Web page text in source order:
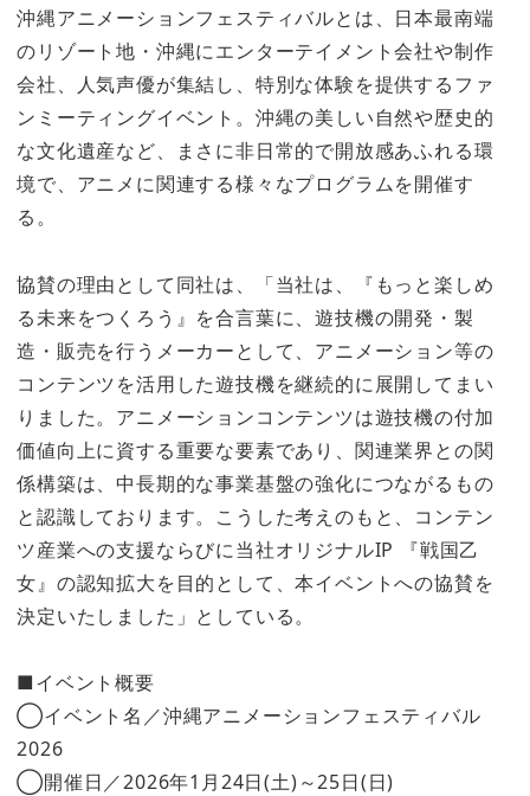
沖縄アニメーションフェスティバルとは、日本最南端
のリゾート地・沖縄にエンターテイメント会社や制作
会社、人気声優が集結し、特別な体験を提供するファ
ンミーティングイベント。沖縄の美しい自然や歴史的
な文化遺産など、まさに非日常的で開放感あふれる環
境で、アニメに関連する様々なプログラムを開催す
る。
協賛の理由として同社は、「当社は、『もっと楽しめ
る未来をつくろう』を合言葉に、遊技機の開発・製
造・販売を行うメーカーとして、アニメーション等の
コンテンツを活用した遊技機を継続的に展開してまい
りました。アニメーションコンテンツは遊技機の付加
価値向上に資する重要な要素であり、関連業界との関
係構築は、中長期的な事業基盤の強化につながるもの
と認識しております。こうした考えのもと、コンテン
ツ産業への支援ならびに当社オリジナルIP 『戦国乙
女』の認知拡大を目的として、本イベントへの協賛を
決定いたしました」としている。
■イベント概要
◯イベント名／沖縄アニメーションフェスティバル
2026
◯開催日／2026年1月24日(土)～25日(日)